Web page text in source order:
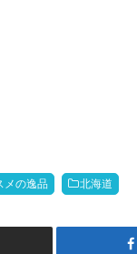
メの逸品 北海道